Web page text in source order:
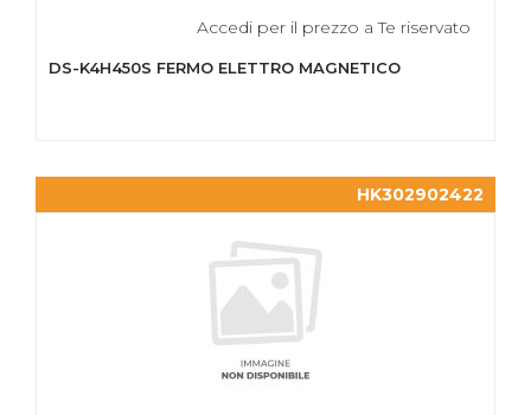
Accedi per il prezzo a Te riservato
DS-K4H450S FERMO ELETTRO MAGNETICO
HK302902422